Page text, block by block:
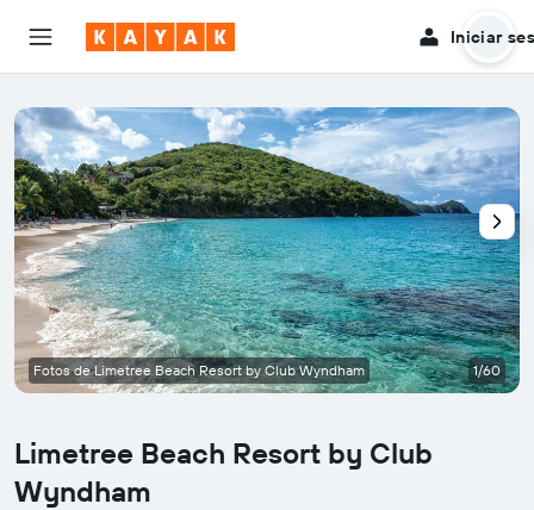
Iniciar
Limetree Beach Resort by Club
Wyndham
Fotos de Limetree Beach Resort by Club Wyndham 1/60